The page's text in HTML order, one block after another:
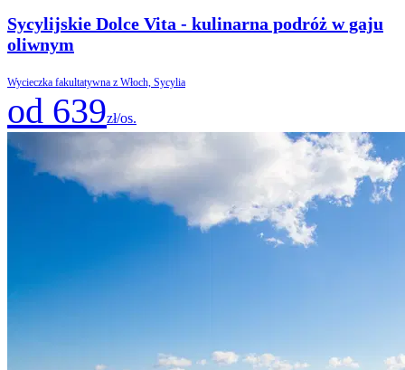
Sycylijskie Dolce Vita - kulinarna podróż w gaju
oliwnym
Wycieczka fakultatywna z Włoch, Sycylia
od 639zł/os.